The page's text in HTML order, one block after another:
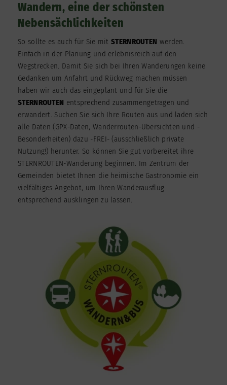
Wandern, eine der schönsten
Nebensächlichkeiten
So sollte es auch für Sie mit STERNROUTEN werden.
Einfach in der Planung und erlebnisreich auf den
Wegstrecken. Damit Sie sich bei Ihren Wanderungen keine
Gedanken um Anfahrt und Rückweg machen müssen
haben wir auch das eingeplant und für Sie die
STERNROUTEN entsprechend zusammengetragen und
erwandert. Suchen Sie sich Ihre Routen aus und laden sich
alle Daten (GPX-Daten, Wanderrouten-Übersichten und -
Besonderheiten) dazu -FREI- (ausschließlich private
Nutzung!) herunter. So können Sie gut vorbereitet ihre
STERNROUTEN-Wanderung beginnen. Im Zentrum der
Gemeinden bietet Ihnen die heimische Gastronomie ein
vielfältiges Angebot, um Ihren Wanderausflug
entsprechend ausklingen zu lassen.